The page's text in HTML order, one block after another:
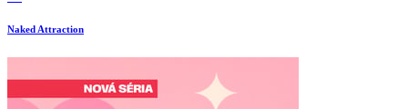
Naked Attraction